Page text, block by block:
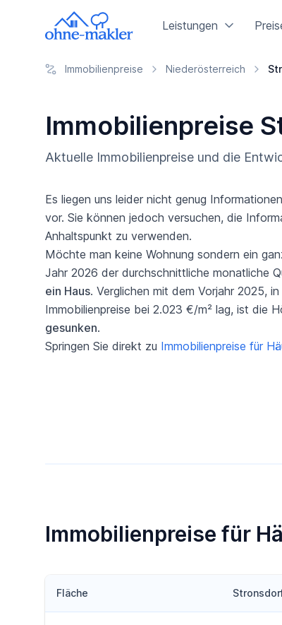
Leistungen
Immobilienpreise Niederösterreich
Immobilienpreise
Aktuelle Immobilienpreise und die
Es liegen uns leider nicht genug
vor. Sie können jedoch versuchen, die
Anhaltspunkt zu verwenden.
Möchte man keine Wohnung sondern ein
Jahr 2026 der durchschnittliche monatliche
ein Haus. Verglichen mit dem Vorjahr 2025,
Immobilienpreise bei 2.023 €/m² lag, ist die
gesunken.
Springen Sie direkt zu Immobilienpreise für
Immobilienpreise für
Fläche